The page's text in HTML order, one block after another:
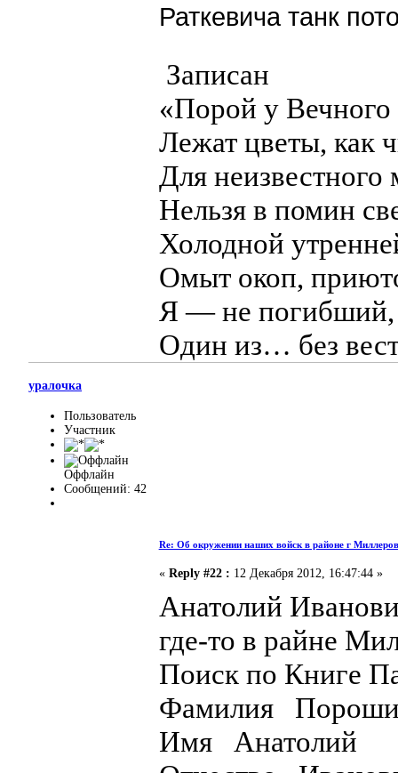
Раткевича танк
Записан
«Порой у Вечного
Лежат цветы, как
Для неизвестного
Нельзя в помин
Холодной
Омыт окоп,
Я — не погибший,
Один из… без
уралочка
Пользователь
Участник
Оффлайн
Сообщений: 42
Re: Об окружении наших войск в районе г
« Reply #22 : 12 Декабря 2012, 16:47:44 »
Анатолий
где-то в райне
Поиск по Книге
Фамилия
Имя Анатолий